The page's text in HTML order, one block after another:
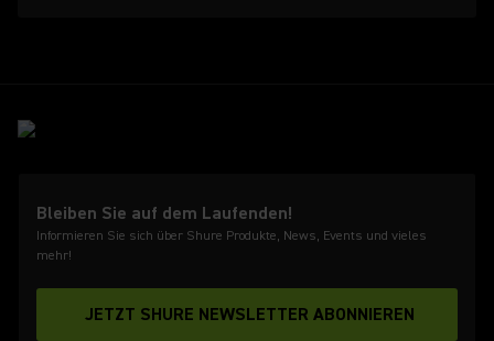
Bleiben Sie auf dem Laufenden!
Informieren Sie sich über Shure Produkte, News, Events und vieles
mehr!
JETZT SHURE NEWSLETTER ABONNIEREN